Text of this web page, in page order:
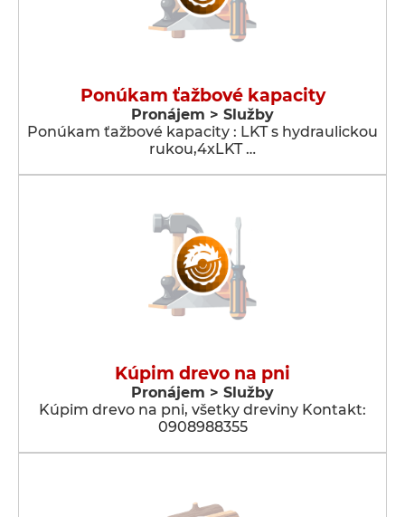
Ponúkam ťažbové kapacity
Pronájem > Služby
Ponúkam ťažbové kapacity : LKT s hydraulickou
rukou,4xLKT …
Kúpim drevo na pni
Pronájem > Služby
Kúpim drevo na pni, všetky dreviny Kontakt:
0908988355